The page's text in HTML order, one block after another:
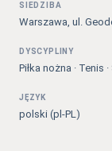
SIEDZIBA
Warszawa, ul.
DYSCYPLINY
Piłka nożna · Tenis
JĘZYK
polski (pl-PL)